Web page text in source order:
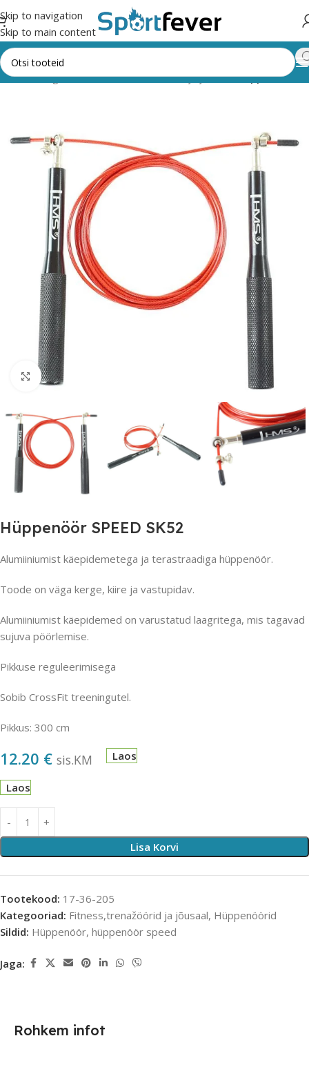
Skip to navigation
Skip to main content
Kõik kategooriad Fitness,trenažöörid ja jõusaal Hüppenöörid
Suurendamiseks klõpsake
Hüppenöör SPEED SK52
Alumiiniumist käepidemetega ja terastraadiga hüppenöör.
Toode on väga kerge, kiire ja vastupidav.
Alumiiniumist käepidemed on varustatud laagritega, mis tagavad
sujuva pöörlemise.
Pikkuse reguleerimisega
Sobib CrossFit treeningutel.
Pikkus: 300 cm
12.20 € sis.KM Laos
Laos
Lisa Korvi
Tootekood: 17-36-205
Kategooriad: Fitness,trenažöörid ja jõusaal, Hüppenöörid
Sildid: Hüppenöör, hüppenöör speed
Jaga:
Rohkem infot